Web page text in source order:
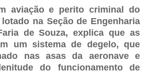
aviação e perito criminal do
na Seção de Engenharia
de Souza, explica que as
um sistema de degelo, que
nas asas da aeronave e
do funcionamento de